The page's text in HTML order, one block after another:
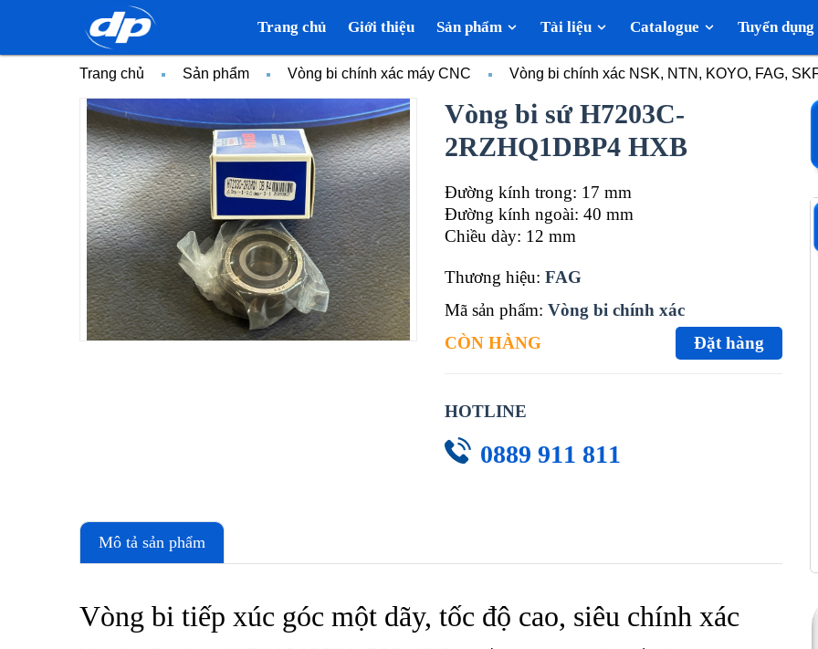
Trang chủ Giới thiệu Sản phẩm Tài liệu Catalogue Tuyển dụng
Trang chủ Sản phẩm Vòng bi chính xác máy CNC Vòng bi chính xác NSK, NTN, KOYO, FAG,
Vòng bi sứ H7203C-
2RZHQ1DBP4 HXB
Đường kính trong: 17 mm
Đường kính ngoài: 40 mm
Chiều dày: 12 mm
Thương hiệu: FAG
Mã sản phẩm: Vòng bi chính xác
CÒN HÀNG
Đặt hàng
HOTLINE
0889 911 811
Mô tả sản phẩm
Vòng bi tiếp xúc góc một dãy, tốc độ cao, siêu chính xác